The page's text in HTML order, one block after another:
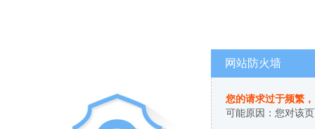
网站防火墙
您的请求过于频繁
可能原因：您对该